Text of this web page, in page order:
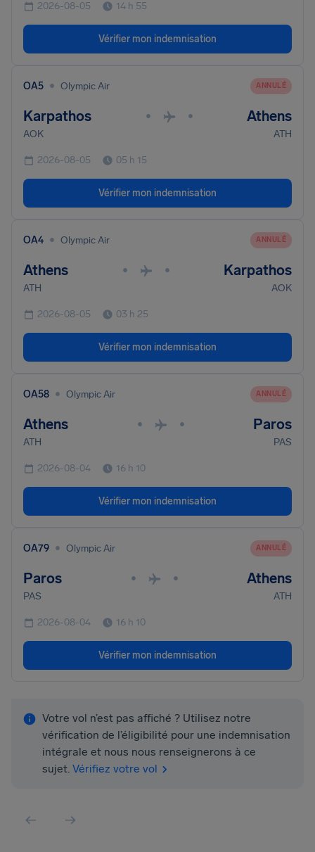
2026-08-05 14 h 55
Vérifier mon indemnisation
OA5 • Olympic Air ANNULÉ
Karpathos • • Athens
AOK ATH
2026-08-05 05 h 15
Vérifier mon indemnisation
OA4 • Olympic Air ANNULÉ
Athens • • Karpathos
ATH AOK
2026-08-05 03 h 25
Vérifier mon indemnisation
OA58 • Olympic Air ANNULÉ
Athens • • Paros
ATH PAS
2026-08-04 16 h 10
Vérifier mon indemnisation
OA79 • Olympic Air ANNULÉ
Paros • • Athens
PAS ATH
2026-08-04 16 h 10
Vérifier mon indemnisation
Votre vol n’est pas affiché ? Utilisez notre
vérification de l’éligibilité pour une indemnisation
intégrale et nous nous renseignerons à ce
sujet. Vérifiez votre vol